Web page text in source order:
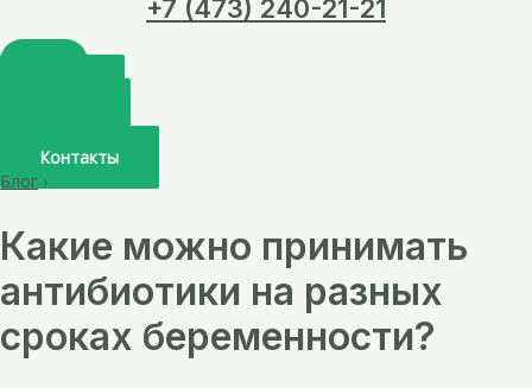
+7 (473) 240-21-21
Контакты
Блог ›
Какие можно принимать
антибиотики на разных
сроках беременности?